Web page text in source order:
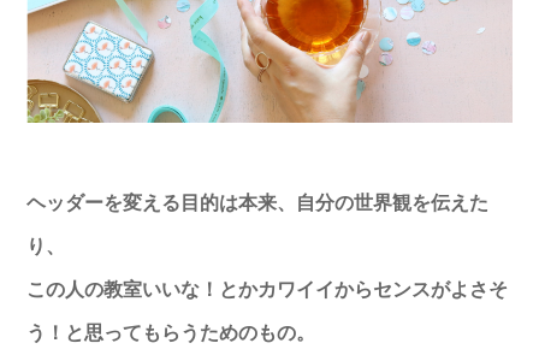
ヘッダーを変える目的は本来、自分の世界観を伝えた
り、
この人の教室いいな！とかカワイイからセンスがよさそ
う！と思ってもらうためのもの。